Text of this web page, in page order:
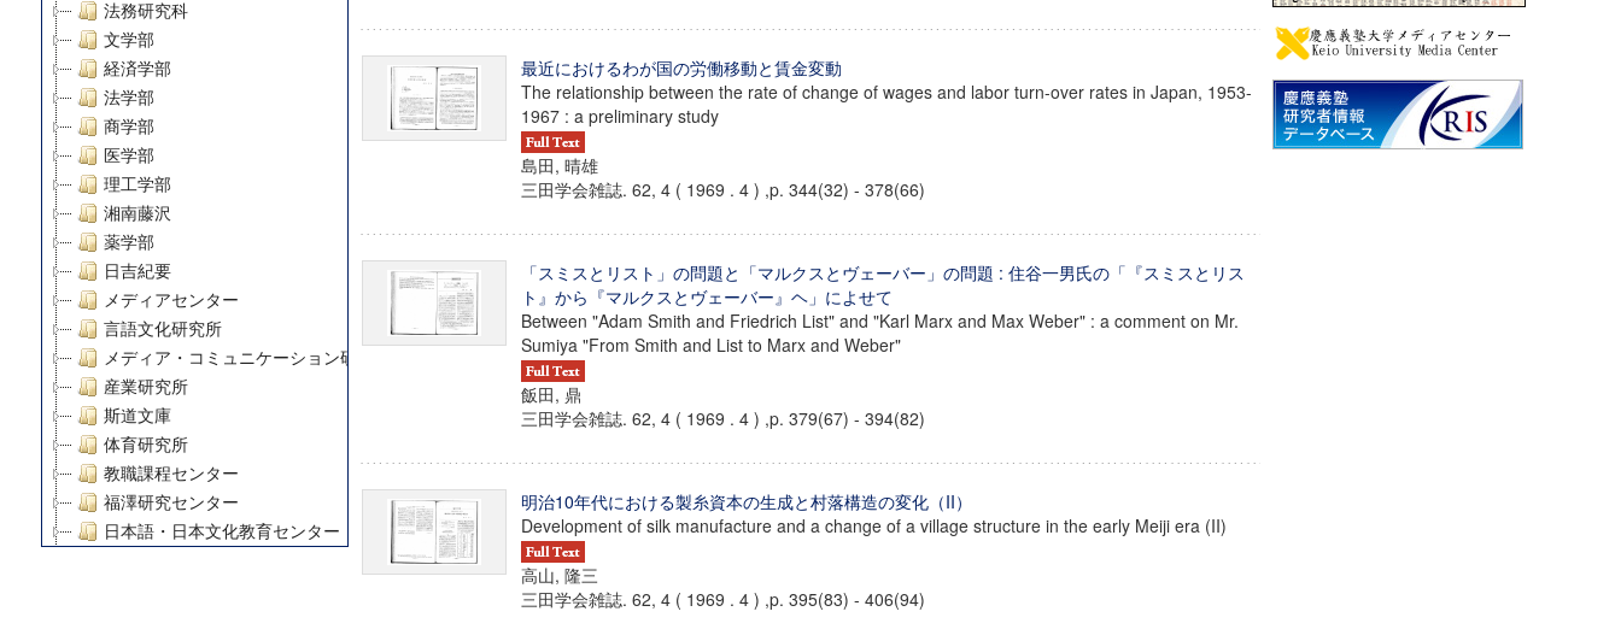
法務研究科
文学部
経済学部
法学部
商学部
医学部
理工学部
湘南藤沢
薬学部
日吉紀要
メディアセンター
言語文化研究所
メディア・コミュニケーション研究所
産業研究所
斯道文庫
体育研究所
教職課程センター
福澤研究センター
日本語・日本文化教育センター
最近におけるわが国の労働移動と賃金変動
The relationship between the rate of change of wages and labor turn-over rates in Japan, 1953-
1967 : a preliminary study
島田, 晴雄
三田学会雑誌. 62, 4 ( 1969 . 4 ) ,p. 344(32) - 378(66)
「スミスとリスト」の問題と「マルクスとヴェーバー」の問題 : 住谷一男氏の「『スミスとリス
ト』から『マルクスとヴェーバー』ヘ」によせて
Between "Adam Smith and Friedrich List" and "Karl Marx and Max Weber" : a comment on Mr.
Sumiya "From Smith and List to Marx and Weber"
飯田, 鼎
三田学会雑誌. 62, 4 ( 1969 . 4 ) ,p. 379(67) - 394(82)
明治10年代における製糸資本の生成と村落構造の変化（II）
Development of silk manufacture and a change of a village structure in the early Meiji era (II)
高山, 隆三
三田学会雑誌. 62, 4 ( 1969 . 4 ) ,p. 395(83) - 406(94)